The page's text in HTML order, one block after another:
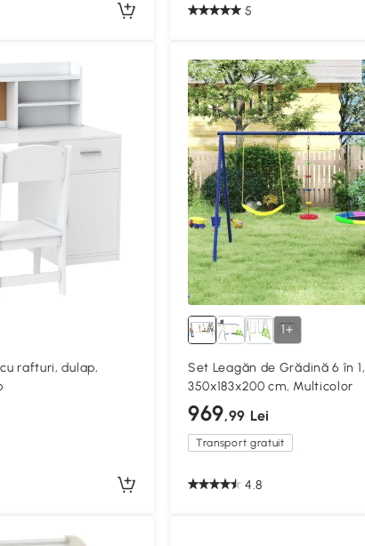
5
rafturi, dulap,
1+
Set Leagăn de Grădină 6 în 1,
350x183x200 cm, Multicolor
969,99 Lei
Transport gratuit
4.8